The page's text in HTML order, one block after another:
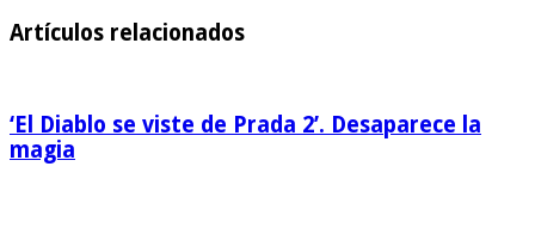
Artículos relacionados
‘El Diablo se viste de Prada 2’. Desaparece la
magia